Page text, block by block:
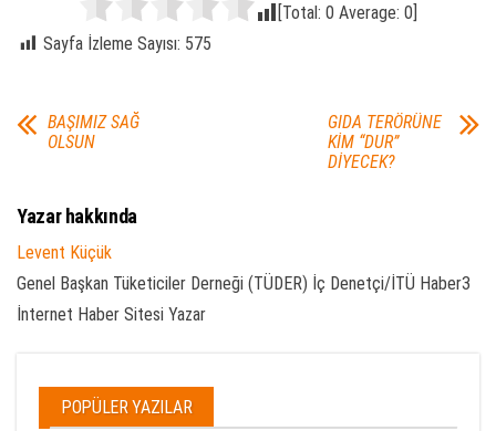
[Total: 0 Average: 0]
Sayfa İzleme Sayısı: 575
BAŞIMIZ SAĞ
OLSUN
GIDA TERÖRÜNE
KİM “DUR”
DİYECEK?
Yazar hakkında
Levent Küçük
Genel Başkan Tüketiciler Derneği (TÜDER) İç Denetçi/İTÜ Haber3
İnternet Haber Sitesi Yazar
POPÜLER YAZILAR